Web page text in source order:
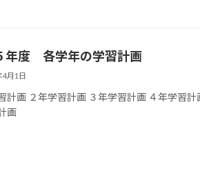
年度 各学年の学習計画
4月1日
計画 ２年学習計画 ３年学習計画 ４年学習計
画